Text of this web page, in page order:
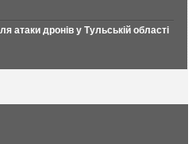
атаки дронів у Тульській області